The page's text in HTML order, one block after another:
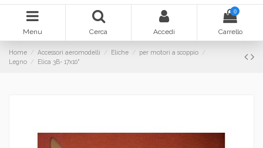
Menu Cerca Accedi
0
Carrello
Home Accessori aeromodelli Eliche
per motori a scoppio
Legno
Elica 3B- 17x10"